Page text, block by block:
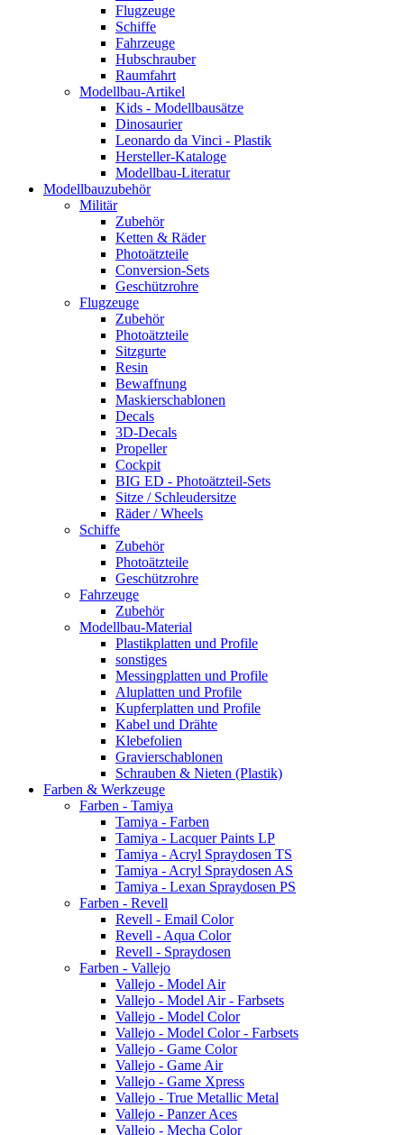
Flugzeuge
Schiffe
Fahrzeuge
Hubschrauber
Raumfahrt
Modellbau-Artikel
Kids - Modellbausätze
Dinosaurier
Leonardo da Vinci - Plastik
Hersteller-Kataloge
Modellbau-Literatur
Modellbauzubehör
Militär
Zubehör
Ketten & Räder
Photoätzteile
Conversion-Sets
Geschützrohre
Flugzeuge
Zubehör
Photoätzteile
Sitzgurte
Resin
Bewaffnung
Maskierschablonen
Decals
3D-Decals
Propeller
Cockpit
BIG ED - Photoätzteil-Sets
Sitze / Schleudersitze
Räder / Wheels
Schiffe
Zubehör
Photoätzteile
Geschützrohre
Fahrzeuge
Zubehör
Modellbau-Material
Plastikplatten und Profile
sonstiges
Messingplatten und Profile
Aluplatten und Profile
Kupferplatten und Profile
Kabel und Drähte
Klebefolien
Gravierschablonen
Schrauben & Nieten (Plastik)
Farben & Werkzeuge
Farben - Tamiya
Tamiya - Farben
Tamiya - Lacquer Paints LP
Tamiya - Acryl Spraydosen TS
Tamiya - Acryl Spraydosen AS
Tamiya - Lexan Spraydosen PS
Farben - Revell
Revell - Email Color
Revell - Aqua Color
Revell - Spraydosen
Farben - Vallejo
Vallejo - Model Air
Vallejo - Model Air - Farbsets
Vallejo - Model Color
Vallejo - Model Color - Farbsets
Vallejo - Game Color
Vallejo - Game Air
Vallejo - Game Xpress
Vallejo - True Metallic Metal
Vallejo - Panzer Aces
Vallejo - Mecha Color